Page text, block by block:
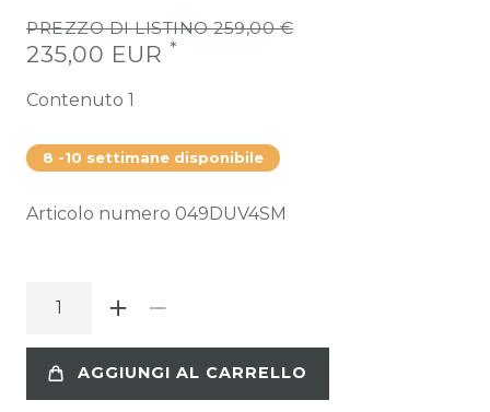
PREZZO DI LISTINO 259,00 €
235,00 EUR *
Contenuto 1
8 -10 settimane disponibile
Articolo numero 049DUV4SM
AGGIUNGI AL CARRELLO